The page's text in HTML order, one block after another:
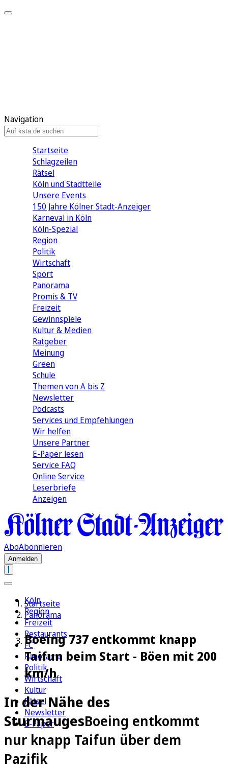
Navigation
Startseite
Schlagzeilen
Rätsel
Köln und Stadtteile
Unsere Events
150 Jahre Kölner Stadt-Anzeiger
Karneval in Köln
Köln-Spezial
Region
Politik
Wirtschaft
Sport
Panorama
Promis & TV
Freizeit
Gewinnspiele
Kultur & Medien
Ratgeber
Meinung
Green
Schule
Themen von A bis Z
Newsletter
Podcasts
Services und Empfehlungen
Wir helfen
Unsere Partner
E-Paper lesen
Service FAQ
Online Service
Leserbriefe
Anzeigen
AboAbonnieren
Anmelden
Köln
Region
Freizeit
Restaurants
FC
Panorama
Politik
Wirtschaft
Kultur
Rätsel
Newsletter
E-Paper
Startseite
Panorama
Boeing 737 entkommt knapp
Taifun beim Start - Böen mit 200
km/h
In der Nähe des
SturmaugesBoeing entkommt
nur knapp Taifun über dem
Pazifik